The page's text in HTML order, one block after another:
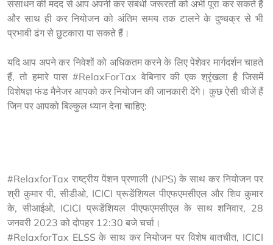
संसाधन की मदद से आप अपनी कर संबंधी जरूरतों को अभी पूरा कर सकते हैं
और साथ ही कर नियोजन को अंतिम समय तक टालने के दुष्चक्र से भी
प्रभावी ढंग से छुटकारा पा सकते हैं।
यदि आप अपने कर निवेशों को अधिकतम करने के लिए पेशेवर मार्गदर्शन चाहते
हैं, तो हमारे पास #RelaxForTax वेबिनार की एक श्रृंखला है जिसमें
विशेषज्ञ फंड मैनेजर आपको कर नियोजन की जानकारी देंगे। कुछ ऐसी चीजें हैं
जिन पर आपको बिल्कुल ध्यान देना चाहिए:
#RelaxforTax राष्ट्रीय पेंशन प्रणाली (NPS) के साथ कर नियोजन पर
श्री कुमार पी, सीडीओ, ICICI प्रूडेंशियल पीएफएमसीएल और शिव कुमार
के, सीआईओ, ICICI प्रूडेंशियल पीएफएमसीएल के साथ शनिवार, 28
जनवरी 2023 को दोपहर 12:30 बजे चर्चा।
#RelaxforTax ELSS के साथ कर नियोजन पर विशेष बातचीत, ICICI